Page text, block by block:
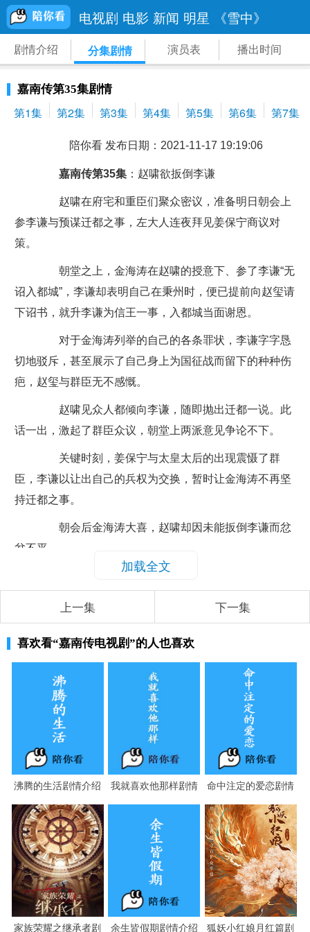
电视剧 电影 新闻 明星 《雪中》
剧情介绍 分集剧情 演员表 播出时间
嘉南传第35集剧情
第1集 第2集 第3集 第4集 第5集 第6集 第7集
陪你看 发布日期：2021-11-17 19:19:06
嘉南传第35集：赵啸欲扳倒李谦
赵啸在府宅和重臣们聚众密议，准备明日朝会上
参李谦与预谋迁都之事，左大人连夜拜见姜保宁商议对
策。
朝堂之上，金海涛在赵啸的授意下、参了李谦“无
诏入都城”，李谦却表明自己在秉州时，便已提前向赵玺请
下诏书，就升李谦为信王一事，入都城当面谢恩。
对于金海涛列举的自己的各条罪状，李谦字字恳
切地驳斥，甚至展示了自己身上为国征战而留下的种种伤
疤，赵玺与群臣无不感慨。
赵啸见众人都倾向李谦，随即抛出迁都一说。此
话一出，激起了群臣众议，朝堂上两派意见争论不下。
关键时刻，姜保宁与太皇太后的出现震慑了群
臣，李谦以让出自己的兵权为交换，暂时让金海涛不再坚
持迁都之事。
朝会后金海涛大喜，赵啸却因未能扳倒李谦而忿
忿不平。
为让赵啸及群臣彻底断掉迁都的念头，太皇太后
韩同心听从高妙容的主意，前去阻拦，引得太皇
太后不满。
朝廷尊重民心所向，宣布往后不再议迁都一事。
加载全文
上一集 下一集
喜欢看“嘉南传电视剧”的人也喜欢
沸腾的生活剧情介绍
我就喜欢他那样剧情
介绍
命中注定的爱恋剧情
介绍
家族荣耀之继承者剧 余生皆假期剧情介绍 狐妖小红娘月红篇剧